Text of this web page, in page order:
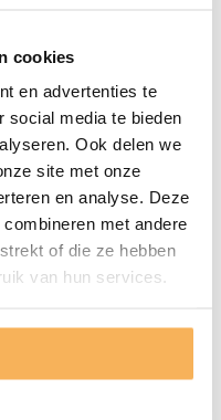
cookies
en advertenties te
social media te bieden
Ook delen we
site met onze
en analyse. Deze
met andere
of die ze hebben
van hun services.
hoofdsteun
(handmatig of
bij de
in de onderrug.
het opstaan.